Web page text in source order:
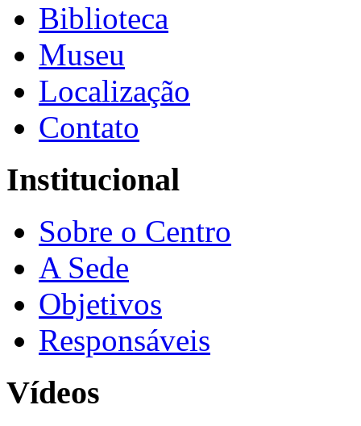
Biblioteca
Museu
Localização
Contato
Institucional
Sobre o Centro
A Sede
Objetivos
Responsáveis
Vídeos